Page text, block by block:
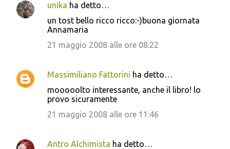
unika ha detto…
un tost bello ricco ricco:-)buona giornata
Annamaria
21 maggio 2008 alle ore 08:22
Massimiliano Fattorini ha detto…
mooooolto interessante, anche il libro! lo
provo sicuramente
21 maggio 2008 alle ore 11:46
Antro Alchimista ha detto…